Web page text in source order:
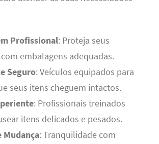
Profissional: Proteja seus
embalagens adequadas.
Seguro: Veículos equipados para
seus itens cheguem intactos.
: Profissionais treinados
itens delicados e pesados.
Mudança: Tranquilidade com